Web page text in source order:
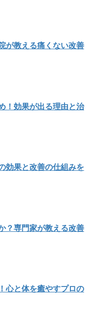
が教える痛くない改善
！効果が出る理由と治
効果と改善の仕組みを
？専門家が教える改善
心と体を癒やすプロの